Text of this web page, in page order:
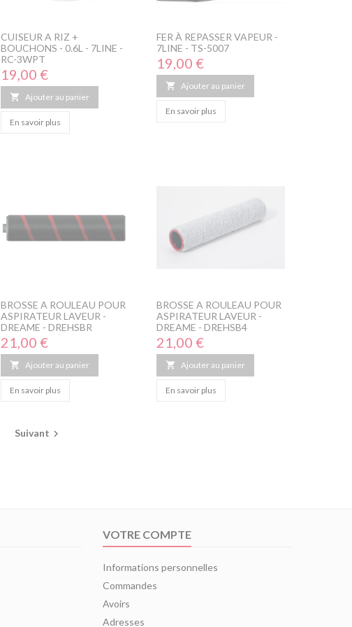
CUISEUR A RIZ +
BOUCHONS - 0.6L - 7LINE -
RC-3WPT
Prix
19,00 €
 Ajouter au panier
En savoir plus
FER À REPASSER VAPEUR -
7LINE - TS-5007
Prix
19,00 €
 Ajouter au panier
En savoir plus
BROSSE A ROULEAU POUR
ASPIRATEUR LAVEUR -
DREAME - DREHSBR
Prix
21,00 €
 Ajouter au panier
En savoir plus
BROSSE A ROULEAU POUR
ASPIRATEUR LAVEUR -
DREAME - DREHSB4
Prix
21,00 €
 Ajouter au panier
En savoir plus
Suivant 
VOTRE COMPTE
Informations personnelles
Commandes
Avoirs
Adresses